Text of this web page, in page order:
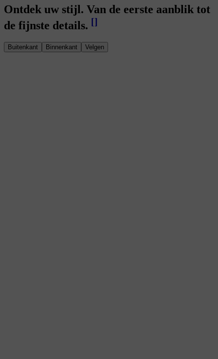
Ontdek uw stijl. Van de eerste aanblik tot
de fijnste details. []
Buitenkant Binnenkant Velgen